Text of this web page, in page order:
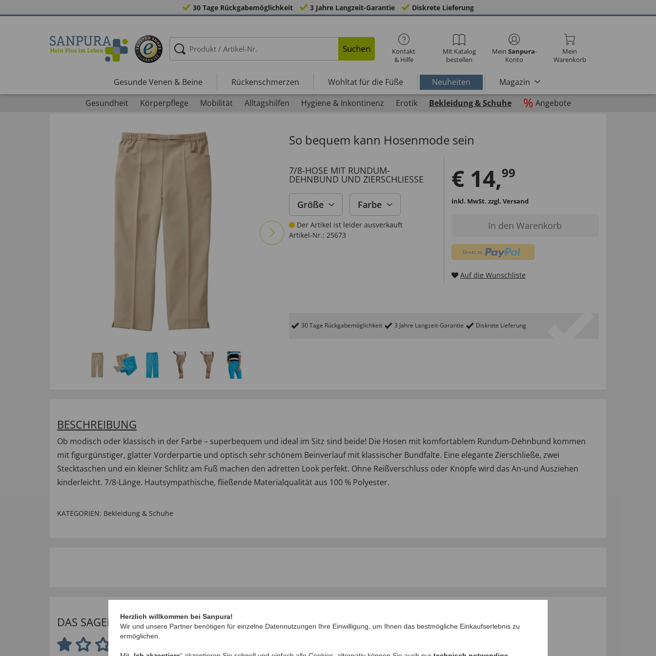
30 Tage Rückgabemöglichkeit 3 Jahre Langzeit-Garantie Diskrete Lieferung
Suchen
Kontakt
& Hilfe
Mit Katalog
bestellen
Mein Sanpura-
Konto
Mein
Warenkorb
Gesunde Venen & Beine Rückenschmerzen Wohltat für die Füße Neuheiten
Magazin
Gesundheit
Körperpflege Mobilität Alltagshilfen Hygiene & Inkontinenz Erotik Bekleidung & Schuhe % Angebote
So bequem kann Hosenmode sein
7/8-HOSE MIT RUNDUM-
DEHNBUND UND ZIERSCHLIESSE
Größe Farbe
Der Artikel ist leider ausverkauft
Artikel-Nr.: 25673
€ 14,99
inkl. MwSt. zzgl. Versand
In den Warenkorb
Auf die Wunschliste
30 Tage Rückgabemöglichkeit 3 Jahre Langzeit-Garantie Diskrete Lieferung
BESCHREIBUNG
Ob modisch oder klassisch in der Farbe – superbequem und ideal im Sitz sind beide! Die Hosen mit komfortablem Rundum-Dehnbund kommen
mit figurgünstiger, glatter Vorderpartie und optisch sehr schönem Beinverlauf mit klassischer Bundfalte. Eine elegante Zierschließe, zwei
Stecktaschen und ein kleiner Schlitz am Fuß machen den adretten Look perfekt. Ohne Reißverschluss oder Knöpfe wird das An-und Ausziehen
kinderleicht. 7/8-Länge. Hautsympathische, fließende Materialqualität aus 100 % Polyester.
KATEGORIEN: Bekleidung & Schuhe
DAS SAGEN UNSERE KUNDEN IHRE FRAGEN ZUM PRODUKT
Herzlich willkommen bei Sanpura!
Wir und unsere Partner benötigen für einzelne Datennutzungen Ihre Einwilligung, um Ihnen das bestmögliche Einkaufserlebnis zu
ermöglichen.